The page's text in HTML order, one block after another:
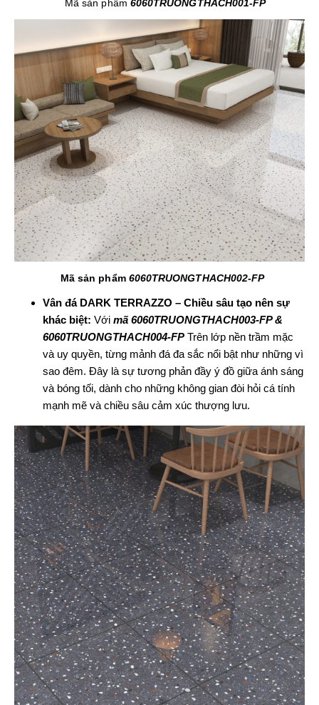
Mã sản phẩm 6060TRUONGTHACH001-FP
Mã sản phẩm 6060TRUONGTHACH002-FP
Vân đá DARK TERRAZZO – Chiều sâu tạo nên sự
khác biệt: Với mã 6060TRUONGTHACH003-FP &
6060TRUONGTHACH004-FP Trên lớp nền trầm mặc
và uy quyền, từng mảnh đá đa sắc nổi bật như những vì
sao đêm. Đây là sự tương phản đầy ý đồ giữa ánh sáng
và bóng tối, dành cho những không gian đòi hỏi cá tính
mạnh mẽ và chiều sâu cảm xúc thượng lưu.